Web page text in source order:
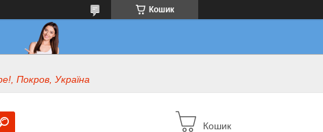
Кошик
Покров, Україна
Кошик